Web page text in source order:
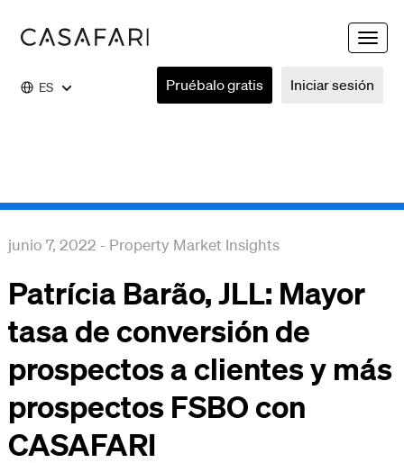
Toggle
ES Iniciar sesión
Pruébalo gratis
junio 7, 2022 - Property Market Insights
Patrícia Barão, JLL: Mayor
tasa de conversión de
prospectos a clientes y más
prospectos FSBO con
CASAFARI